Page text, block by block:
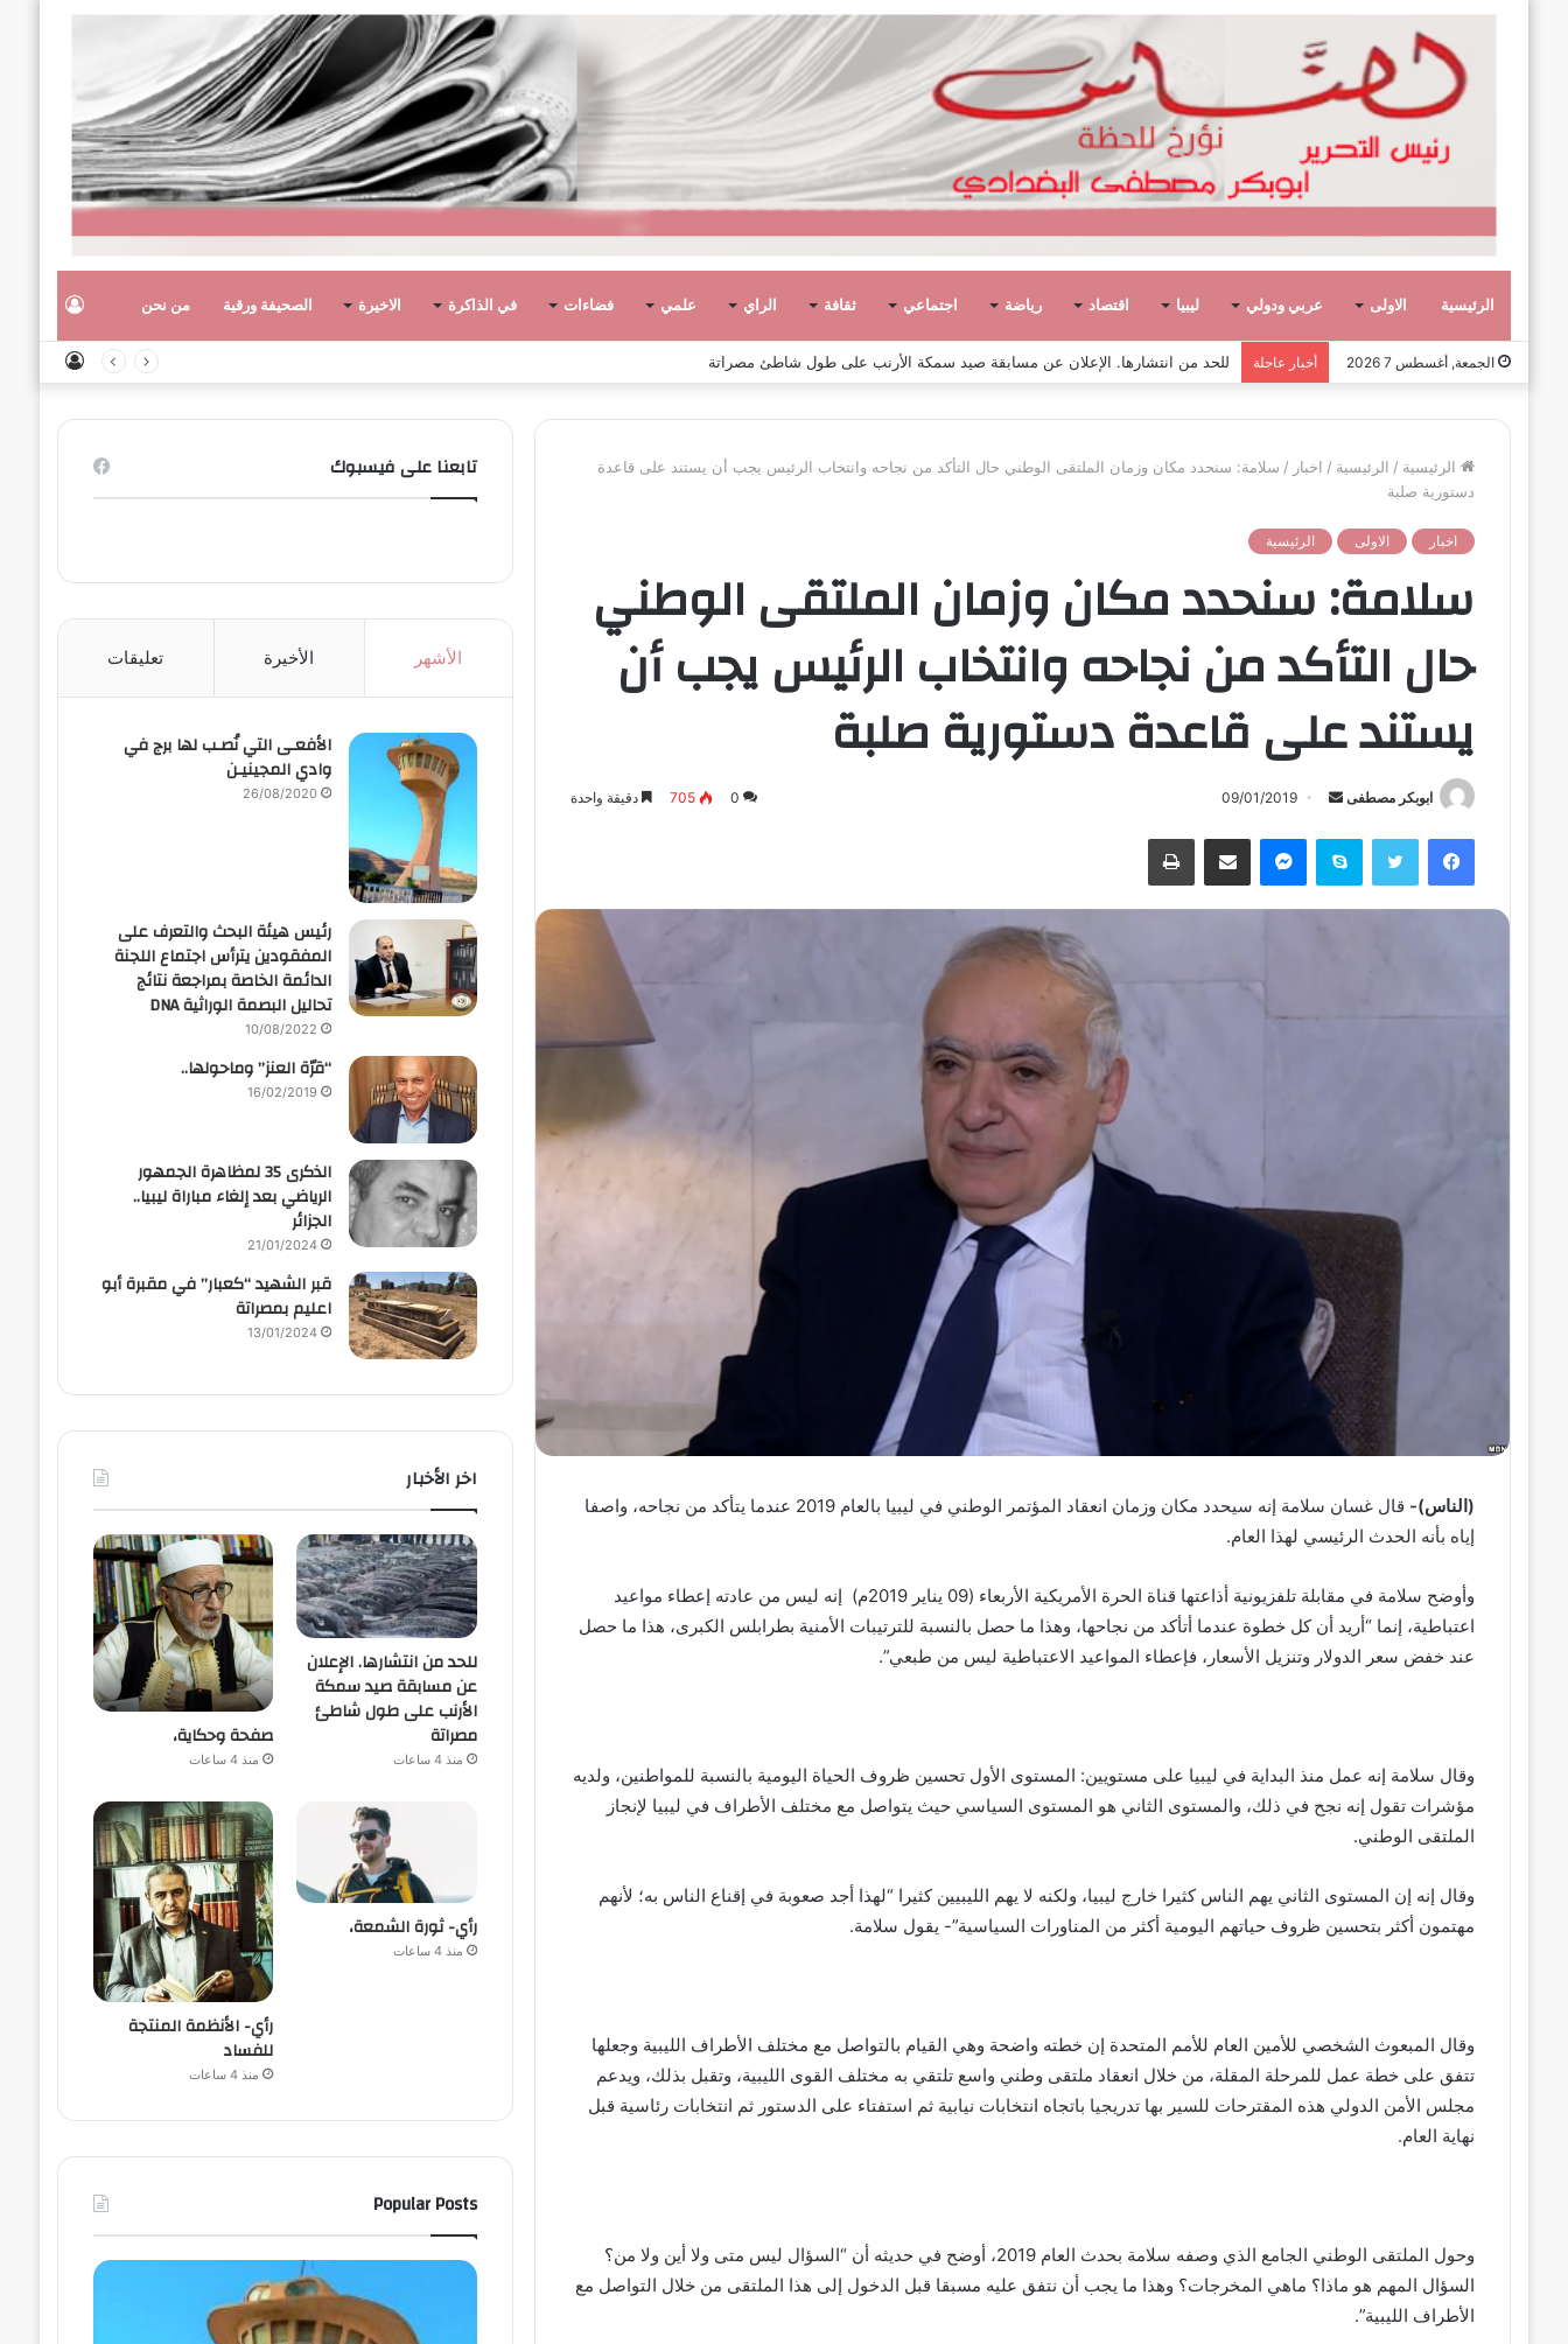
الرئيسية الاولى عربي ودولي ليبيا اقتصاد رياضة اجتماعي ثقافة الراي علمي فضاءات في الذاكرة الاخيرة الصحيفة ورقية من نحن
الجمعة, أغسطس 7 2026 أخبار عاجلة صفحة وحكاية،
الرئيسية / الرئيسية / اخبار / سلامة: سنحدد مكان وزمان الملتقى الوطني حال التأكد من نجاحه وانتخاب الرئيس يجب أن يستند على قاعدة
دستورية صلبة
اخبار الاولى الرئيسية
سلامة: سنحدد مكان وزمان الملتقى الوطني
حال التأكد من نجاحه وانتخاب الرئيس يجب أن
يستند على قاعدة دستورية صلبة
ابوبكر مصطفى
أ
ب
ن
09/01/2019
0
705 دقيقة واحدة
فيسبوك تويتر سكايب ماسنجر مشاركة عبر البريد طباعة
(الناس)-
قال غسان سلامة إنه سيحدد مكان وزمان انعقاد المؤتمر الوطني في ليبيا بالعام 2019 عندما يتأكد من نجاحه، واصفا
إياه بأنه الحدث الرئيسي لهذا العام.
وأوضح سلامة في مقابلة تلفزيونية أذاعتها قناة الحرة الأمريكية الأربعاء (09 يناير 2019م) إنه ليس من عادته إعطاء مواعيد
اعتباطية، إنما “أريد أن كل خطوة عندما أتأكد من نجاحها، وهذا ما حصل بالنسبة للترتيبات الأمنية بطرابلس الكبرى، هذا ما حصل
عند خفض سعر الدولار وتنزيل الأسعار، فإعطاء المواعيد الاعتباطية ليس من طبعي”.
وقال سلامة إنه عمل منذ البداية في ليبيا على مستويين: المستوى الأول تحسين ظروف الحياة اليومية بالنسبة للمواطنين، ولديه
مؤشرات تقول إنه نجح في ذلك، والمستوى الثاني هو المستوى السياسي حيث يتواصل مع مختلف الأطراف في ليبيا لإنجاز
الملتقى الوطني.
وقال إنه إن المستوى الثاني يهم الناس كثيرا خارج ليبيا، ولكنه لا يهم الليبيين كثيرا “لهذا أجد صعوبة في إقناع الناس به؛ لأنهم
مهتمون أكثر بتحسين ظروف حياتهم اليومية أكثر من المناورات السياسية”- يقول سلامة.
وقال المبعوث الشخصي للأمين العام للأمم المتحدة إن خطته واضحة وهي القيام بالتواصل مع مختلف الأطراف الليبية وجعلها
تتفق على خطة عمل للمرحلة المقلة، من خلال انعقاد ملتقى وطني واسع تلتقي به مختلف القوى الليبية، وتقبل بذلك، ويدعم
مجلس الأمن الدولي هذه المقترحات للسير بها تدريجيا باتجاه انتخابات نيابية ثم استفتاء على الدستور ثم انتخابات رئاسية قبل
نهاية العام.
وحول الملتقى الوطني الجامع الذي وصفه سلامة بحدث العام 2019، أوضح في حديثه أن “السؤال ليس متى ولا أين ولا من؟
السؤال المهم هو ماذا؟ ماهي المخرجات؟ وهذا ما يجب أن نتفق عليه مسبقا قبل الدخول إلى هذا الملتقى من خلال التواصل مع
الأطراف الليبية”.
تابعنا على فيسبوك
الأشهر الأخيرة تعليقات
الأفعـى التي نُصـب لها برج في
وادي المجينيـن
26/08/2020
رئيس هيئة البحث والتعرف على
المفقودين يترأس اجتماع اللجنة
الدائمة الخاصة بمراجعة نتائج
تحاليل البصمة الوراثية DNA
10/08/2022
“قرّة العنز” وماحولها..
16/02/2019
الذكرى 35 لمظاهرة الجمهور
الرياضي بعد إلغاء مباراة ليبيا..
الجزائر
21/01/2024
قبر الشهيد “كعبار” في مقبرة أبو
اعليم بمصراتة
13/01/2024
اخر الأخبار
للحد من انتشارها. الإعلان
عن مسابقة صيد سمكة
الأرنب على طول شاطئ
مصراتة
منذ 4 ساعات
صفحة وحكاية،
منذ 4 ساعات
رأي- ثورة الشمعة،
منذ 4 ساعات
رأي- الأنظمة المنتجة
للفساد
منذ 4 ساعات
Popular Posts